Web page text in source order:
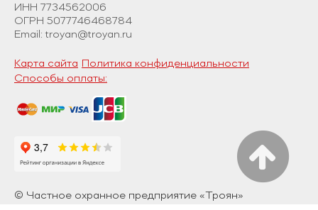
ИНН 7734562006
ОГРН 5077746468784
Email: troyan@troyan.ru
Карта сайта Политика конфиденциальности
Способы оплаты:
© Частное охранное предприятие «Троян»